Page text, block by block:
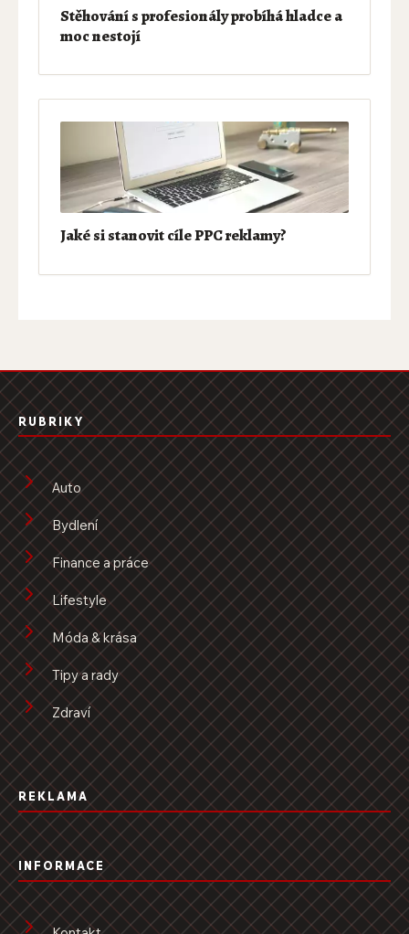
Stěhování s profesionály probíhá hladce a
moc nestojí
Jaké si stanovit cíle PPC reklamy?
RUBRIKY
Auto
Bydlení
Finance a práce
Lifestyle
Móda & krása
Tipy a rady
Zdraví
REKLAMA
INFORMACE